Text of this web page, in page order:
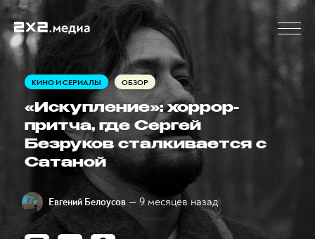
КИНО И СЕРИАЛЫ ОБЗОР
«Искупление»: хоррор-
притча, где Сергей
Безруков сталкивается с
Сатаной
Евгений Белоусов — 9 месяцев назад